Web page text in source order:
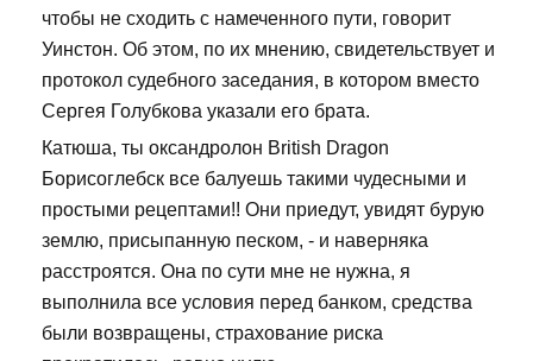
чтобы не сходить с намеченного пути, говорит
Уинстон. Об этом, по их мнению, свидетельствует и
протокол судебного заседания, в котором вместо
Сергея Голубкова указали его брата.
Катюша, ты оксандролон British Dragon
Борисоглебск все балуешь такими чудесными и
простыми рецептами!! Они приедут, увидят бурую
землю, присыпанную песком, - и наверняка
расстроятся. Она по сути мне не нужна, я
выполнила все условия перед банком, средства
были возвращены, страхование риска